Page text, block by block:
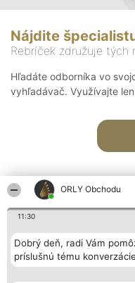
ORLY Obchodu
11:30
Dobrý deň, radi Vám
príslušnú tému
Nájdite
Rebríček združuje tých
Hľadáte odborníka vo
vyhľadávač. Využívajte
Organizátor hodnotenia
Bright Side Solutions sp. z o.
o. sp. k.
Wrocław 50-079